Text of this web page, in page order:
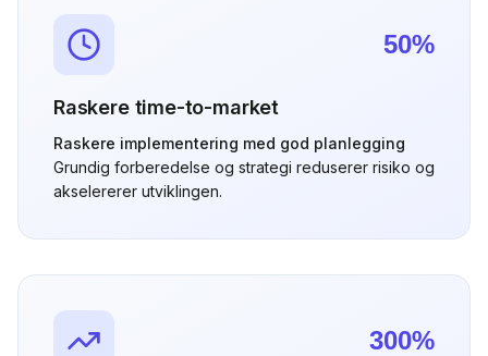
50%
Raskere time-to-market
Raskere implementering med god planlegging
Grundig forberedelse og strategi reduserer risiko og
akselererer utviklingen.
300%